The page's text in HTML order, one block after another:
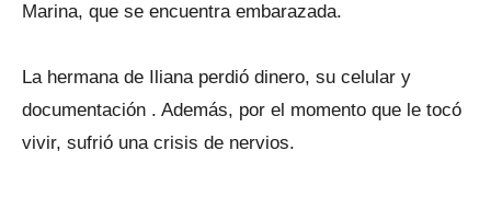
Marina, que se encuentra embarazada.
La hermana de Iliana perdió dinero, su celular y
documentación . Además, por el momento que le tocó
vivir, sufrió una crisis de nervios.